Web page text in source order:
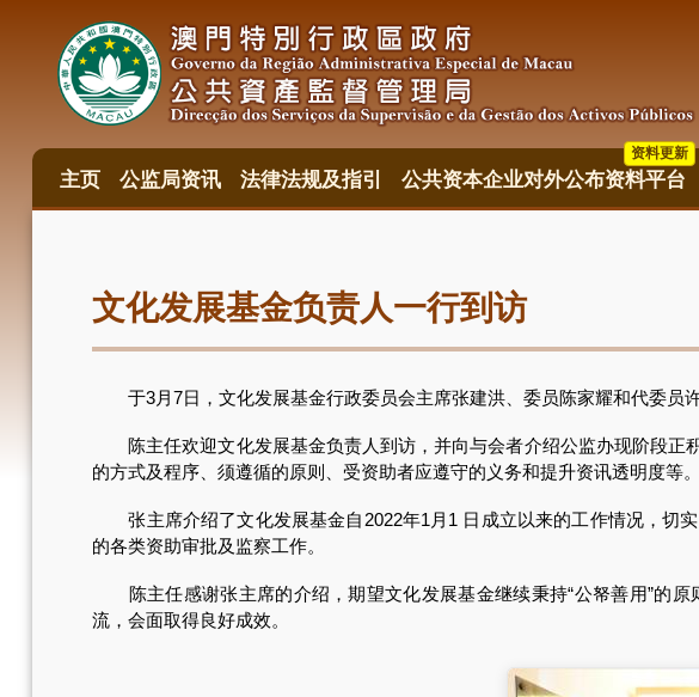
目
主页 公监局资讯 法律法规及指引 公共资本企业对外公布资料平台
资料更新
文化发展基金负责人一行到访
于3月7日，文化发展基金行政委员会主席张建洪、委员陈家耀和代委员
陈主任欢迎文化发展基金负责人到访，并向与会者介绍公监办现阶段正
的方式及程序、须遵循的原则、受资助者应遵守的义务和提升资讯透明度等。
张主席介绍了文化发展基金自2022年1月1 日成立以来的工作情况，切
的各类资助审批及监察工作。
陈主任感谢张主席的介绍，期望文化发展基金继续秉持“公帑善用”的原
流，会面取得良好成效。